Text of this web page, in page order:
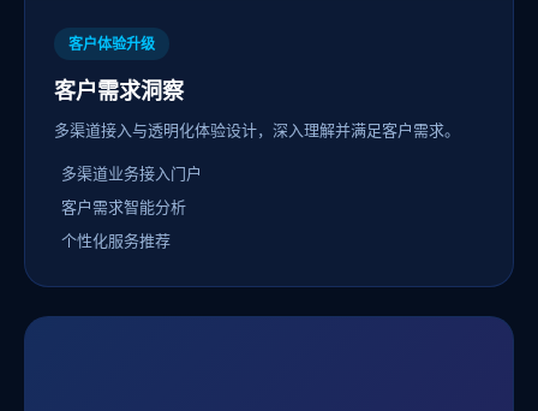
客户体验升级
客户需求洞察
多渠道接入与透明化体验设计，深入理解并满足客户需求。
多渠道业务接入门户
客户需求智能分析
个性化服务推荐